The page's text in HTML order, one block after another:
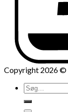
Copyright 2026 ©
Søg
efter: